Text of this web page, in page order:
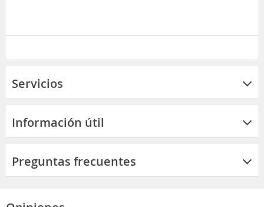
Servicios
Información útil
Preguntas frecuentes